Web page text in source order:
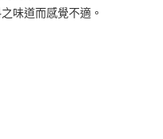
味道而感覺不適。